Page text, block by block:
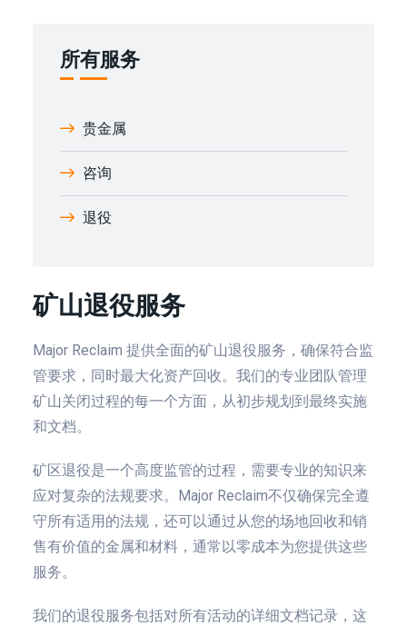
所有服务
贵金属
咨询
退役
矿山退役服务
Major Reclaim 提供全面的矿山退役服务，确保符合监
管要求，同时最大化资产回收。我们的专业团队管理
矿山关闭过程的每一个方面，从初步规划到最终实施
和文档。
矿区退役是一个高度监管的过程，需要专业的知识来
应对复杂的法规要求。Major Reclaim不仅确保完全遵
守所有适用的法规，还可以通过从您的场地回收和销
售有价值的金属和材料，通常以零成本为您提供这些
服务。
我们的退役服务包括对所有活动的详细文档记录，这